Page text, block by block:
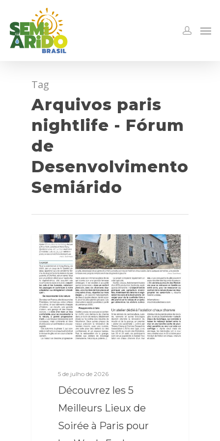
Tag
Arquivos paris
nightlife - Fórum
de
Desenvolvimento
Semiárido
GTBET
5 de julho de 2026
Découvrez les 5
Meilleurs Lieux de
Soirée à Paris pour